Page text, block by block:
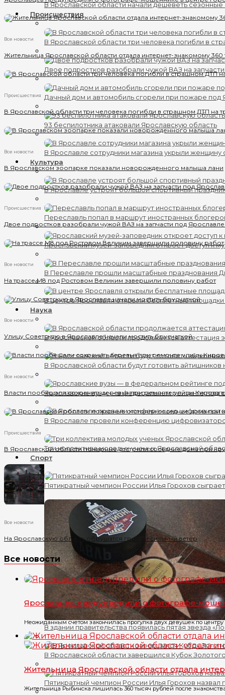
В Ярославской области начали дешеветь
Происшествия
В Ярославской области три человека погибли в
Двое подростков разобрали чужой ВАЗ на
Дачный дом и автомобиль сгорели при пожаре под
93 беспилотника атаковали Ярославскую область
В Ярославле сотрудники магазина укрыли
Культура
В Ярославле устроят большой спортивный
Переславль попал в маршрут иностранных
Ярославский музей-заповедник откроет доступ к
В Переславле прошли масштабные празднования
В центре Ярославля открыли бесплатные
Наука
В Ярославской области продолжается аттестация
В Ярославской области будут готовить айтишников
Ярославские вузы — в федеральном рейтинге
В Ярославле провели конференцию
Три коллектива молодых ученых Ярославской
Спорт
Пятикратный чемпион России Илья Горохов
В здании правительства появилась пятая звезда
В Ярославской области завершился Кубок
Пятикратный чемпион России Илья Горохов
Все новости
Жительница Ярославской области отдала интернет-знакомому 360
Происшествия
В Ярославской области три человека погибли в страшном ДТП на
Все новости
В Ярославском зоопарке показали новорожденного малыша лани
Происшествия
Двое подростков разобрали чужой ВАЗ на запчасти под
Все новости
На трассе М8 под Ростовом Великим завершили половину работ
Все новости
Улицу Советскую в Ярославле начали мостить брусчаткой
Все новости
Власти пообещали сохранить деревья при ремонте улицы Кирова
Происшествия
В Ярославской области пожарные отстояли соседние дома при
Все новости
На Ярославскую область обрушатся гроза и сильный ветер
Все новости
Ярославцев предупредили о фотографе-
Неожиданным счетом закончилась прогулка двух девушек по
Жительница Ярославской области отдала
Жительница Рыбинска лишилась 360 тысяч рублей после